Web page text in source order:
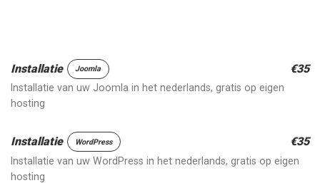
Installatie Joomla €35
Installatie van uw Joomla in het nederlands, gratis op eigen
hosting
Installatie WordPress €35
Installatie van uw WordPress in het nederlands, gratis op eigen
hosting